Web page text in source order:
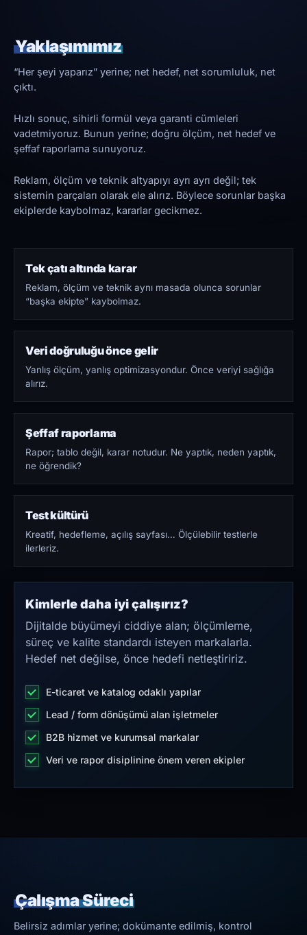
Yaklaşımımız
“Her şeyi yaparız” yerine; net hedef, net sorumluluk, net
çıktı.
Hızlı sonuç, sihirli formül veya garanti cümleleri
vadetmiyoruz. Bunun yerine; doğru ölçüm, net hedef ve
şeffaf raporlama sunuyoruz.
Reklam, ölçüm ve teknik altyapıyı ayrı ayrı değil; tek
sistemin parçaları olarak ele alırız. Böylece sorunlar başka
ekiplerde kaybolmaz, kararlar gecikmez.
Tek çatı altında karar
Reklam, ölçüm ve teknik aynı masada olunca sorunlar
“başka ekipte” kaybolmaz.
Veri doğruluğu önce gelir
Yanlış ölçüm, yanlış optimizasyondur. Önce veriyi sağlığa
alırız.
Şeffaf raporlama
Rapor; tablo değil, karar notudur. Ne yaptık, neden yaptık,
ne öğrendik?
Test kültürü
Kreatif, hedefleme, açılış sayfası… Ölçülebilir testlerle
ilerleriz.
Kimlerle daha iyi çalışırız?
Dijitalde büyümeyi ciddiye alan; ölçümleme,
süreç ve kalite standardı isteyen markalarla.
Hedef net değilse, önce hedefi netleştiririz.
E-ticaret ve katalog odaklı yapılar
Lead / form dönüşümü alan işletmeler
B2B hizmet ve kurumsal markalar
Veri ve rapor disiplinine önem veren ekipler
Çalışma Süreci
Belirsiz adımlar yerine; dokümante edilmiş, kontrol